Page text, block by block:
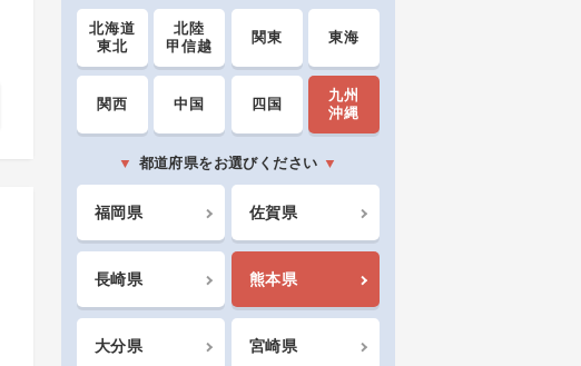
北海道
東北
北陸
甲信越
関東 東海
関西 中国 四国
九州
沖縄
都道府県をお選びください
福岡県 佐賀県
長崎県 熊本県
大分県 宮崎県